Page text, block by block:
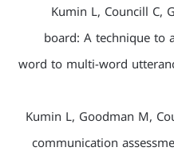
Kumin L, Councill C,
board: A technique to
word to multi-word
Kumin L, Goodman M,
communication